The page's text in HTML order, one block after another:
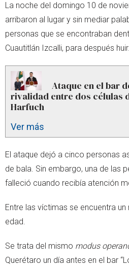
La noche del domingo 10 de
arribaron al lugar y sin mediar
personas que se encontraban
Cuautitlán Izcalli, para después huir.
Ataque en el bar
rivalidad entre dos células
Harfuch
Ver más
El ataque dejó a cinco personas
de bala. Sin embargo, una de las
falleció cuando recibía atención
Entre las víctimas se encuentra
edad.
Se trata del mismo modus
Querétaro un día antes en el bar